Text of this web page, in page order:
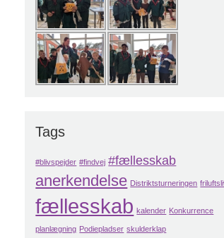
Tags
#blivspejder #findvej #fællesskab
anerkendelse Distriktsturneringen
fællesskab kalender Konkurrence
planlægning Podiepladser skulderklap